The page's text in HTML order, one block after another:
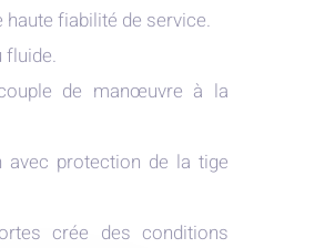
fiabilité de service.
fluide.
de manœuvre à la
avec protection de la tige
crée des conditions